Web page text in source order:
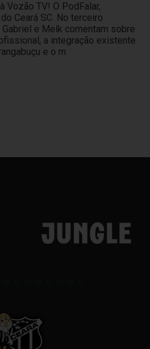
Vozão TV! O PodFalar,
Ceará SC. No terceiro
e Melk comentam sobre
a integração existente
e o m